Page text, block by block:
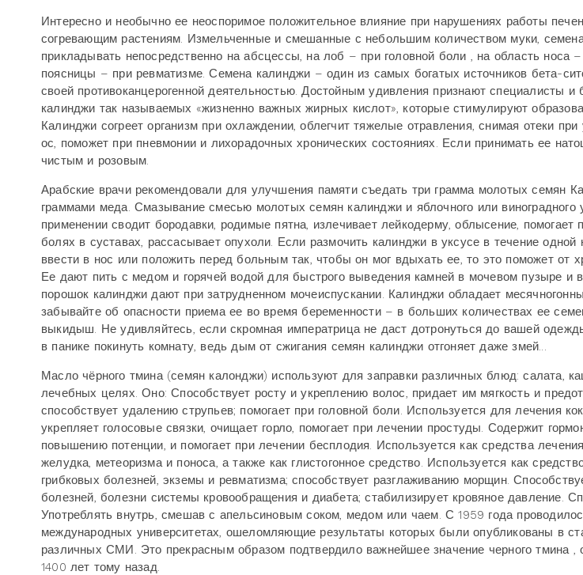
Интересно и необычно ее неоспоримое положительное влияние при нарушениях работы
согревающим растениям. Измельченные и смешанные с небольшим количеством муки,
прикладывать непосредственно на абсцессы, на лоб – при головной боли , на область носа
поясницы – при ревматизме. Семена калинджи – один из самых богатых источников бета-
своей противоканцерогенной деятельностью. Достойным удивления признают специалисты и
калинджи так называемых «жизненно важных жирных кислот», которые стимулируют
Калинджи согреет организм при охлаждении, облегчит тяжелые отравления, снимая отеки
ос, поможет при пневмонии и лихорадочных хронических состояниях. Если принимать ее
чистым и розовым.
Арабские врачи рекомендовали для улучшения памяти съедать три грамма молотых семян
граммами меда. Смазывание смесью молотых семян калинджи и яблочного или виноградного
применении сводит бородавки, родимые пятна, излечивает лейкодерму, облысение,
болях в суставах, рассасывает опухоли. Если размочить калинджи в уксусе в течение одной
ввести в нос или положить перед больным так, чтобы он мог вдыхать ее, то это поможет от
Ее дают пить с медом и горячей водой для быстрого выведения камней в мочевом пузыре и
порошок калинджи дают при затрудненном мочеиспускании. Калинджи обладает
забывайте об опасности приема ее во время беременности – в больших количествах ее
выкидыш. Не удивляйтесь, если скромная императрица не даст дотронуться до вашей
в панике покинуть комнату, ведь дым от сжигания семян калинджи отгоняет даже змей...
Масло чёрного тмина (семян калонджи) используют для заправки различных блюд: салата,
лечебных целях. Оно: Способствует росту и укреплению волос, придает им мягкость и
способствует удалению струпьев; помогает при головной боли. Используется для лечения
укрепляет голосовые связки, очищает горло, помогает при лечении простуды. Содержит
повышению потенции, и помогает при лечении бесплодия. Используется как средства
желудка, метеоризма и поноса, а также как глистогонное средство. Используется как
грибковых болезней, экземы и ревматизма; способствует разглаживанию морщин.
болезней, болезни системы кровообращения и диабета; стабилизирует кровяное давление.
Употреблять внутрь, смешав с апельсиновым соком, медом или чаем. С 1959 года
международных университетах, ошеломляющие результаты которых были опубликованы в
различных СМИ. Это прекрасным образом подтвердило важнейшее значение черного тмина ,
1400 лет тому назад.